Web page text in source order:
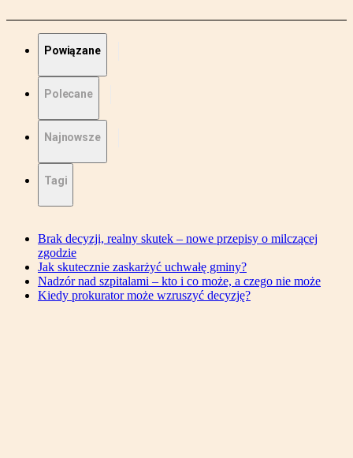
Powiązane
Polecane
Najnowsze
Tagi
Brak decyzji, realny skutek – nowe przepisy o milczącej
zgodzie
Jak skutecznie zaskarżyć uchwałę gminy?
Nadzór nad szpitalami – kto i co może, a czego nie może
Kiedy prokurator może wzruszyć decyzję?